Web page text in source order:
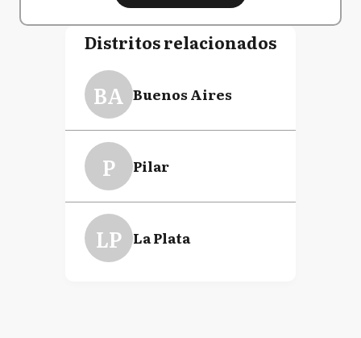
Distritos relacionados
BA Buenos Aires
P Pilar
LP La Plata